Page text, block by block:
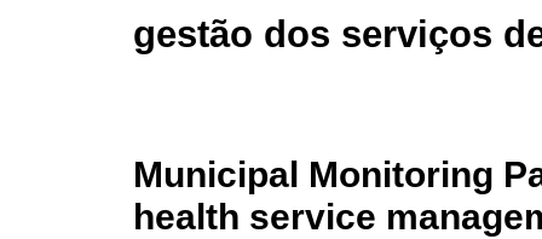
gestão dos serviços
Municipal Monitoring
health service